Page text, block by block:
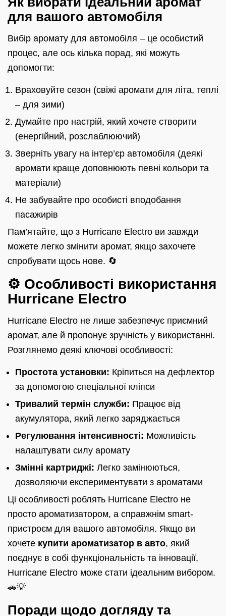
для вашого автомобіля
Вибір аромату для автомобіля – це особистий
процес, але ось кілька порад, які можуть
допомогти:
Враховуйте сезон (свіжі аромати для літа, теплі
– для зими)
Думайте про настрій, який хочете створити
(енергійний, розслаблюючий)
Зверніть увагу на інтер’єр автомобіля (деякі
аромати краще доповнюють певні кольори та
матеріали)
Не забувайте про особисті вподобання
пасажирів
Пам’ятайте, що з Hurricane Electro ви завжди
можете легко змінити аромат, якщо захочете
спробувати щось нове. 🔄
⚙️ Особливості використання
Hurricane Electro
Hurricane Electro не лише забезпечує приємний
аромат, але й пропонує зручність у використанні.
Розглянемо деякі ключові особливості:
Простота установки: Кріпиться на дефлектор
за допомогою спеціальної кліпси
Тривалий термін служби: Працює від
акумулятора, який легко заряджається
Регулювання інтенсивності: Можливість
налаштувати силу аромату
Змінні картриджі: Легко замінюються,
дозволяючи експериментувати з ароматами
Ці особливості роблять Hurricane Electro не
просто ароматизатором, а справжнім smart-
пристроєм для вашого автомобіля. Якщо ви
хочете купити ароматизатор в авто, який
поєднує в собі функціональність та інновації,
Hurricane Electro може стати ідеальним вибором.
🚗💡
Поради щодо догляду та